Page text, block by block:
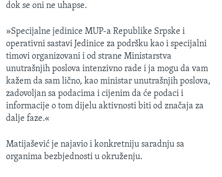
dok se oni ne uhapse.
»Specijalne jedinice MUP-a Republike Srpske i
operativni sastavi Jedinice za podršku kao i specijalni
timovi organizovani i od strane Ministarstva
unutrašnjih poslova intenzivno rade i ja mogu da vam
kažem da sam lično, kao ministar unutrašnjih poslova,
zadovoljan sa podacima i cijenim da će podaci i
informacije o tom dijelu aktivnosti biti od značaja za
dalje faze.«
Matijašević je najavio i konkretniju saradnju sa
organima bezbjednosti u okruženju.